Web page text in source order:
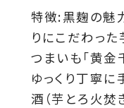
特徴:黒麹の魅
りにこだわっ
つまいも「黄金
ゆっくり丁寧
酒（芋とろ火焚